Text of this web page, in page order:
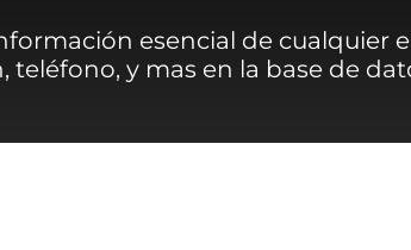
esencial de cualquier
teléfono, y mas en la base de